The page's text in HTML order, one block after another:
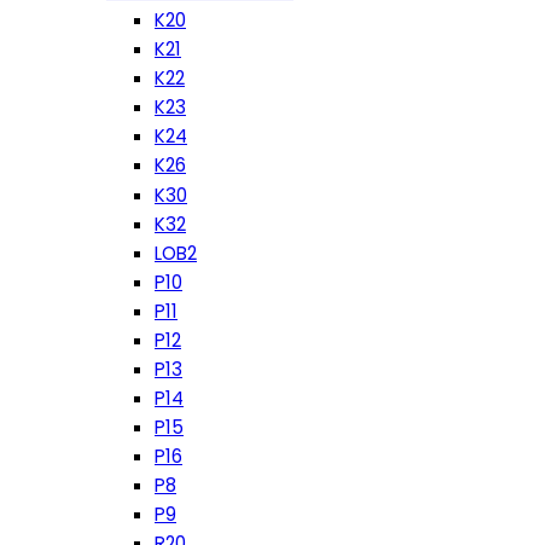
K20
K21
K22
K23
K24
K26
K30
K32
LOB2
P10
P11
P12
P13
P14
P15
P16
P8
P9